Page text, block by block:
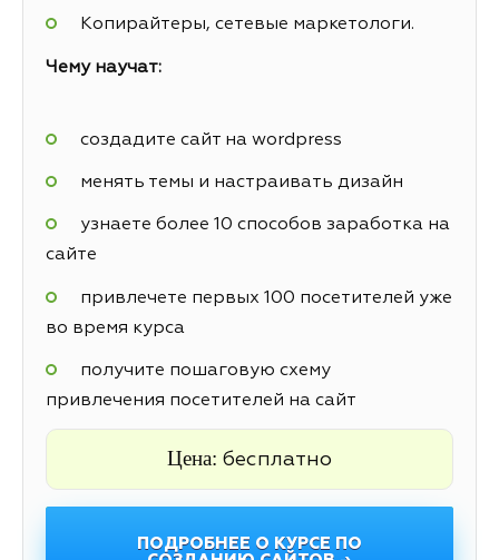
Копирайтеры, сетевые маркетологи.
Чему научат:
создадите сайт на wordpress
менять темы и настраивать дизайн
узнаете более 10 способов заработка на
сайте
привлечете первых 100 посетителей уже
во время курса
получите пошаговую схему
привлечения посетителей на сайт
Цена: бесплатно
ПОДРОБНЕЕ О КУРСЕ ПО